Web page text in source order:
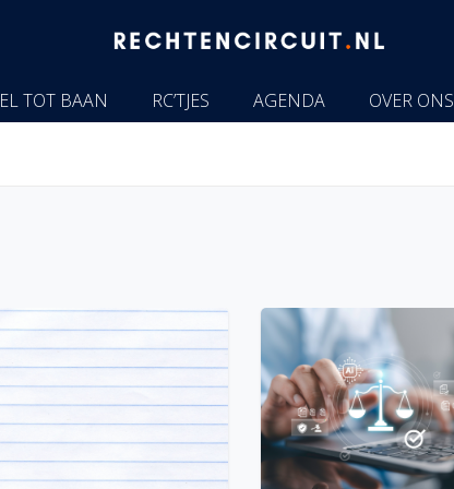
TOT BAAN RC’TJES AGENDA OVER ONS